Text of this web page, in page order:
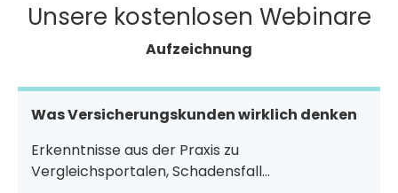
Unsere kostenlosen Webinare
Aufzeichnung
Was Versicherungskunden wirklich denken
Erkenntnisse aus der Praxis zu
Vergleichsportalen, Schadensfall...